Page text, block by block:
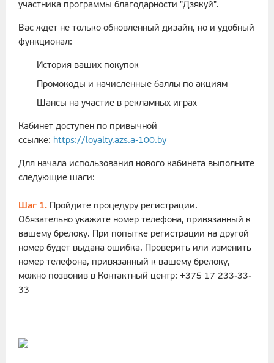
участника программы благодарности "Дзякуй".
Вас ждет не только обновленный дизайн, но и удобный
функционал:
История ваших покупок
Промокоды и начисленные баллы по акциям
Шансы на участие в рекламных играх
Кабинет доступен по привычной
ссылке: https://loyalty.azs.a-100.by
Для начала использования нового кабинета выполните
следующие шаги:
Шаг 1. Пройдите процедуру регистрации.
Обязательно укажите номер телефона, привязанный к
вашему брелоку. При попытке регистрации на другой
номер будет выдана ошибка. Проверить или изменить
номер телефона, привязанный к вашему брелоку,
можно позвонив в Контактный центр: +375 17 233-33-
33